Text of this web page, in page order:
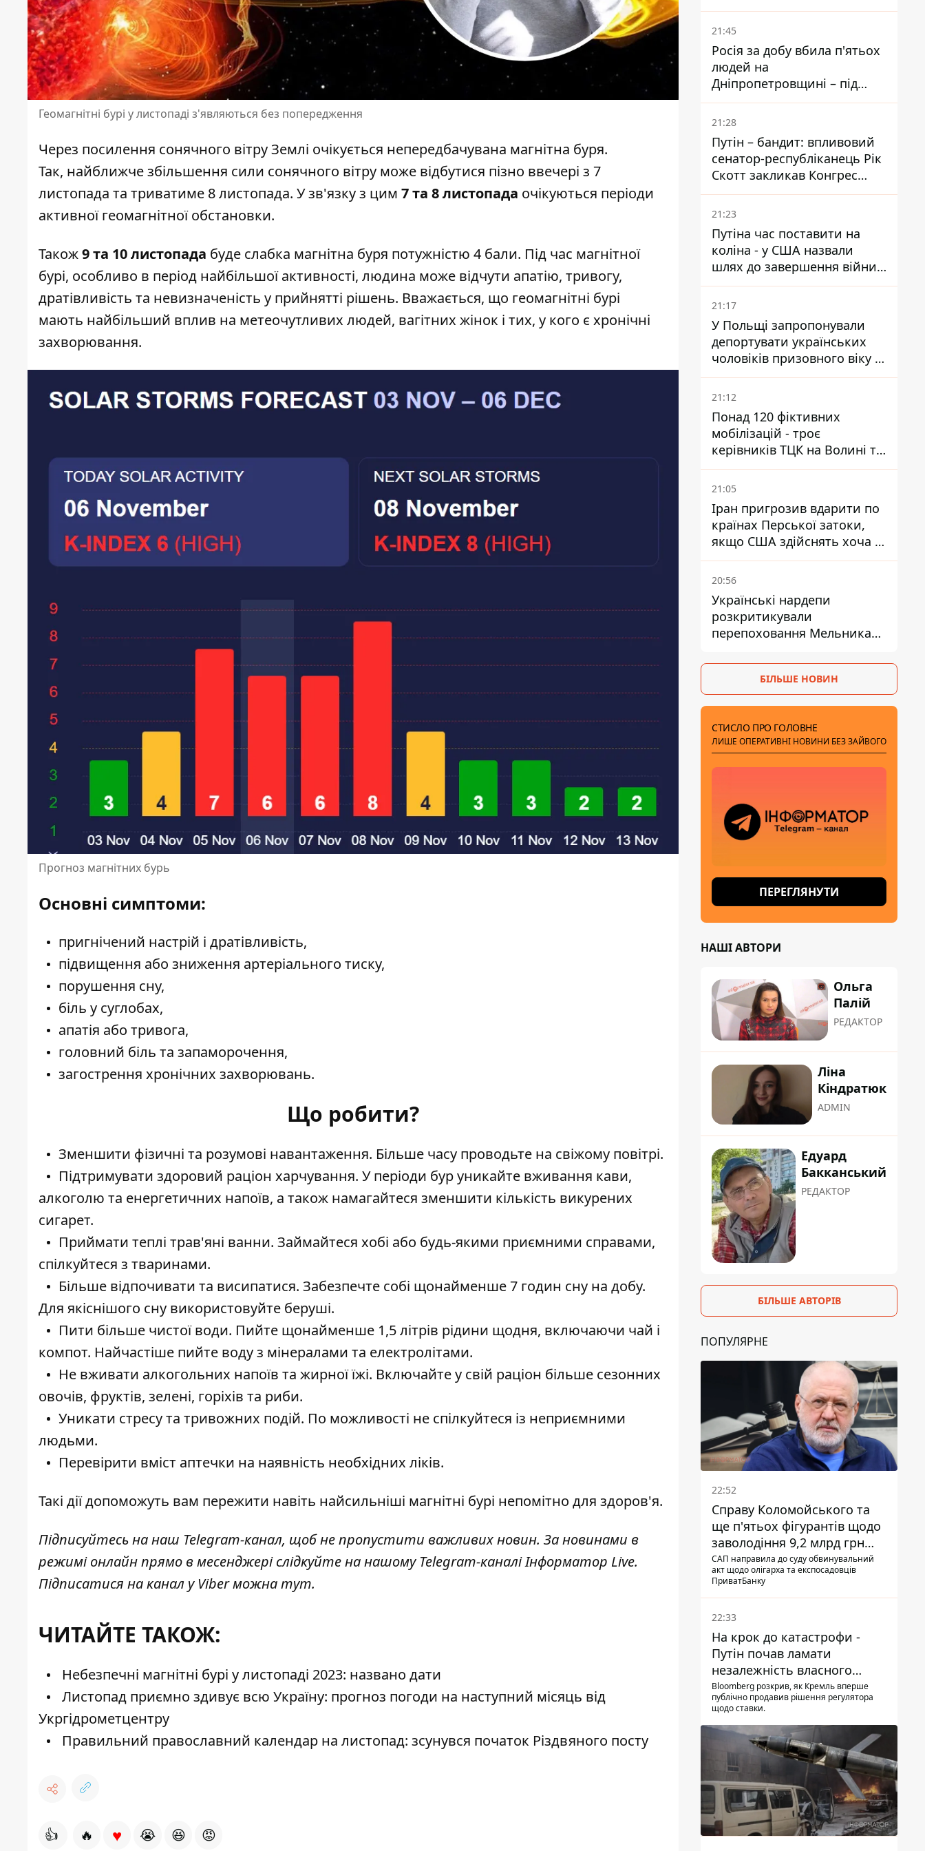
Геомагнітні бурі у листопаді з'являються без попередження
Через посилення сонячного вітру Землі очікується непередбачувана магнітна буря.
Так, найближче збільшення сили сонячного вітру може відбутися пізно ввечері з 7
листопада та триватиме 8 листопада. У зв'язку з цим 7 та 8 листопада очікуються періоди
активної геомагнітної обстановки.
Також9 та 10 листопада буде слабка магнітна буря потужністю 4 бали. Під час магнітної
бурі, особливо в період найбільшої активності, людина може відчути апатію, тривогу,
дратівливість та невизначеність у прийнятті рішень. Вважається, що геомагнітні бурі
мають найбільший вплив на метеочутливих людей, вагітних жінок і тих, у кого є хронічні
захворювання.
Прогноз магнітних бурь
Основні симптоми:
пригнічений настрій і дратівливість,
підвищення або зниження артеріального тиску,
порушення сну,
біль у суглобах,
апатія або тривога,
головний біль та запаморочення,
загострення хронічних захворювань.
Що робити?
Зменшити фізичні та розумові навантаження. Більше часу проводьте на свіжому повітрі.
Підтримувати здоровий раціон харчування. У періоди бур уникайте вживання кави,
алкоголю та енергетичних напоїв, а також намагайтеся зменшити кількість викурених
сигарет.
Приймати теплі трав'яні ванни. Займайтеся хобі або будь-якими приємними справами,
спілкуйтеся з тваринами.
Більше відпочивати та висипатися. Забезпечте собі щонайменше 7 годин сну на добу.
Для якіснішого сну використовуйте беруші.
Пити більше чистої води. Пийте щонайменше 1,5 літрів рідини щодня, включаючи чай і
компот. Найчастіше пийте воду з мінералами та електролітами.
Не вживати алкогольних напоїв та жирної їжі. Включайте у свій раціон більше сезонних
овочів, фруктів, зелені, горіхів та риби.
Уникати стресу та тривожних подій. По можливості не спілкуйтеся із неприємними
людьми.
Перевірити вміст аптечки на наявність необхідних ліків.
Такі дії допоможуть вам пережити навіть найсильніші магнітні бурі непомітно для здоров'я.
Підписуйтесь на наш Telegram-канал, щоб не пропустити важливих новин. За новинами в
режимі онлайн прямо в месенджері слідкуйте на нашому Telegram-каналіІнформатор Live.
Підписатися на канал у Viber можнатут.
ЧИТАЙТЕ ТАКОЖ:
Небезпечні магнітні бурі у листопаді 2023: названо дати
Листопад приємно здивує всю Україну: прогноз погоди на наступний місяць від
Укргідрометцентру
Правильний православний календар на листопад: зсунувся початок Різдвяного посту
👍 🔥 ♥ 😭 😆 😡
біль – він очолив народне
голосування
21:45
Росія за добу вбила п'ятьох
людей на
Дніпропетровщині – під
ударами опинилися п'ять
районів області
21:28
Путін – бандит: впливовий
сенатор-республіканець Рік
Скотт закликав Конгрес
притягнути РФ до
відповідальності за війну в
Україні
21:23
Путіна час поставити на
коліна - у США назвали
шлях до завершення війни -
National Security Journal
21:17
У Польщі запропонували
депортувати українських
чоловіків призовного віку -
кого це може торкнутися
21:12
Понад 120 фіктивних
мобілізацій - троє
керівників ТЦК на Волині та
Буковині отримали підозри
за фейкові звіти
21:05
Іран пригрозив вдарити по
країнах Перської затоки,
якщо США здійснять хоча б
одну атаку - Reuters
20:56
Українські нардепи
розкритикували
перепоховання Мельника
ізоляції
БІЛЬШЕ НОВИН
СТИСЛО ПРО ГОЛОВНЕ
ЛИШЕ ОПЕРАТИВНІ НОВИНИ БЕЗ ЗАЙВОГО
ПЕРЕГЛЯНУТИ
НАШІ АВТОРИ
Ольга
Палій
РЕДАКТОР
Ліна
Кіндратюк
ADMIN
Едуард
Бакканський
РЕДАКТОР
БІЛЬШЕ АВТОРІВ
ПОПУЛЯРНЕ
22:52
Справу Коломойського та
ще п'ятьох фігурантів щодо
заволодіння 9,2 млрд грн
ПриватБанку скерували до
суду
САП направила до суду обвинувальний
акт щодо олігарха та експосадовців
ПриватБанку
22:33
На крок до катастрофи -
Путін почав ламати
незалежність власного
Центробанку, змусивши
знизити базову ставку
Bloomberg розкрив, як Кремль вперше
публічно продавив рішення регулятора
щодо ставки.